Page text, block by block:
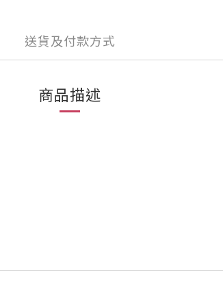
送貨及付款方式
商品描述